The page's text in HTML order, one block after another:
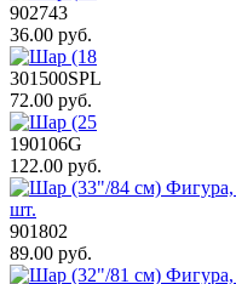
902743
36.00 руб.
301500SPL
72.00 руб.
190106G
122.00 руб.
901802
89.00 руб.